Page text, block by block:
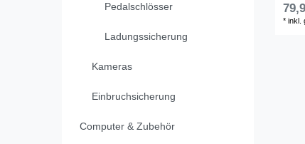
Pedalschlösser
Ladungssicherung
Kameras
Einbruchsicherung
Computer & Zubehör
*inkl.